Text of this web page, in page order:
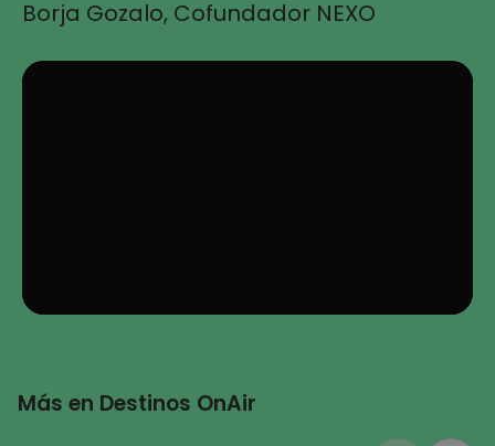
Borja Gozalo, Cofundador NEXO
Más en Destinos OnAir